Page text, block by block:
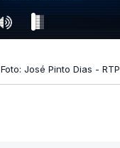
Foto: José Pinto Dias - RTP